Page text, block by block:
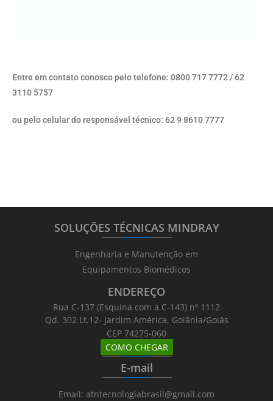
Entre em contato conosco pelo telefone: 0800 717 7772 / 62
3110 5757
ou pelo celular do responsável técnico: 62 9 8610 7777
SOLUÇÕES TÉCNICAS MINDRAY
_______________________
Engenharia e Manutenção em
Equipamentos Biomédicos
ENDEREÇO
Rua C-137 (Esquina com a C-143) nº 1112
Qd. 302 Lt.12- Jardim América, Goiânia/Goiás
CEP 74275-060
COMO CHEGAR
_______________________
E-mail
_______________________
Email: atntecnologiabrasil@gmail.com